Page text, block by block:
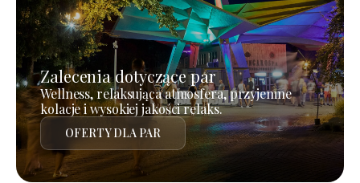
Zalecenia dotyczące par
Wellness, relaksująca atmosfera, przyjemne
kolacje i wysokiej jakości relaks.
OFERTY DLA PAR